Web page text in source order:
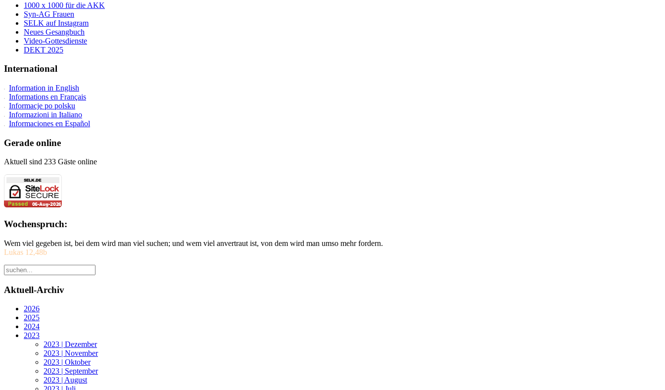
1000 x 1000 für die AKK
Syn-AG Frauen
SELK auf Instagram
Neues Gesangbuch
Video-Gottesdienste
DEKT 2025
International
Information in English
Informations en Français
Informacje po polsku
Informazioni in Italiano
Informaciones en Español
Gerade online
Aktuell sind 233 Gäste online
Wochenspruch:
Wem viel gegeben ist, bei dem wird man viel suchen; und wem viel anvertraut ist, von dem wird man umso mehr fordern.
Lukas 12,48b
Aktuell-Archiv
2026
2025
2024
2023
2023 | Dezember
2023 | November
2023 | Oktober
2023 | September
2023 | August